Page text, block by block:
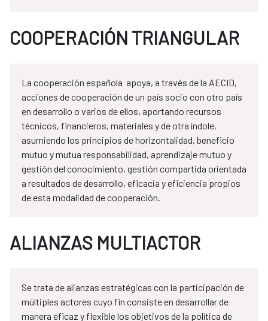
COOPERACIÓN TRIANGULAR
La cooperación española apoya, a través de la AECID,
acciones de cooperación de un país socio con otro país
en desarrollo o varios de ellos, aportando recursos
técnicos, financieros, materiales y de otra índole,
asumiendo los principios de horizontalidad, beneficio
mutuo y mutua responsabilidad, aprendizaje mutuo y
gestión del conocimiento, gestión compartida orientada
a resultados de desarrollo, eficacia y eficiencia propios
de esta modalidad de cooperación.
ALIANZAS MULTIACTOR
Se trata de alianzas estratégicas con la participación de
múltiples actores cuyo fin consiste en desarrollar de
manera eficaz y flexible los objetivos de la política de